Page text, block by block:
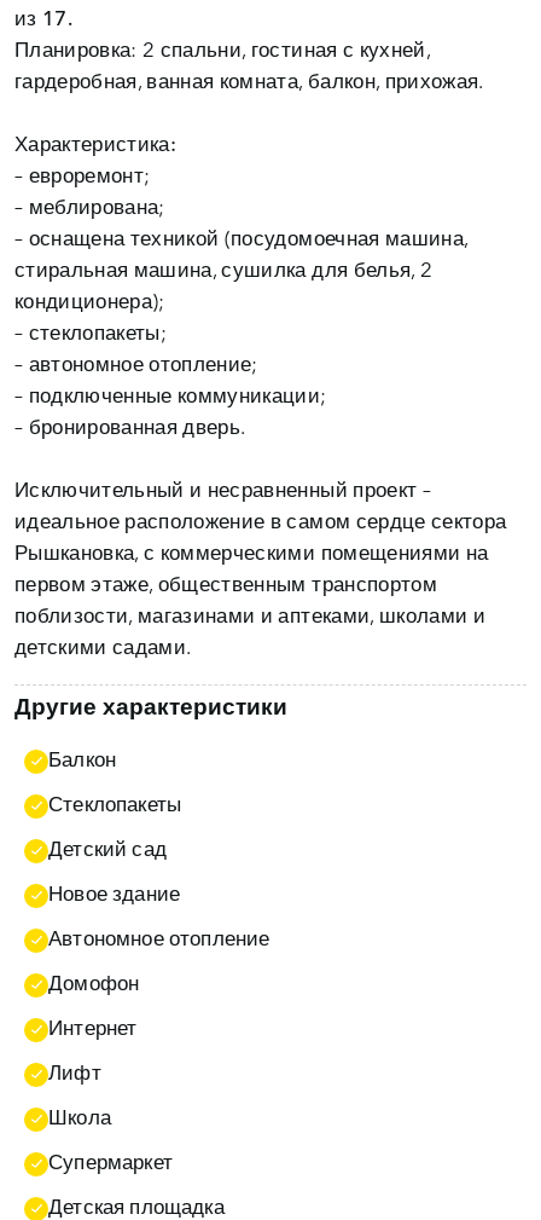
из 17.
Планировка: 2 спальни, гостиная с кухней,
гардеробная, ванная комната, балкон, прихожая.
Характеристика:
– евроремонт;
– меблирована;
– оснащена техникой (посудомоечная машина,
стиральная машина, сушилка для белья, 2
кондиционера);
– стеклопакеты;
– автономное отопление;
– подключенные коммуникации;
– бронированная дверь.
Исключительный и несравненный проект –
идеальное расположение в самом сердце сектора
Рышкановка, с коммерческими помещениями на
первом этаже, общественным транспортом
поблизости, магазинами и аптеками, школами и
детскими садами.
Другие характеристики
Балкон
Стеклопакеты
Детский сад
Новое здание
Автономное отопление
Домофон
Интернет
Лифт
Школа
Супермаркет
Детская площадка